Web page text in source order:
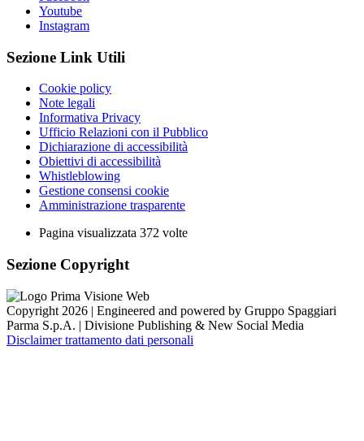
Youtube
Instagram
Sezione Link Utili
Cookie policy
Note legali
Informativa Privacy
Ufficio Relazioni con il Pubblico
Dichiarazione di accessibilità
Obiettivi di accessibilità
Whistleblowing
Gestione consensi cookie
Amministrazione trasparente
Pagina visualizzata 372 volte
Sezione Copyright
Copyright 2026 | Engineered and powered by Gruppo Spaggiari
Parma S.p.A. | Divisione Publishing & New Social Media
Disclaimer trattamento dati personali